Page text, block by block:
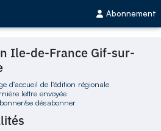
Abonnement
Ile-de-France Gif-sur-
d'accueil de l'édition régionale
lettre envoyée
se désabonner